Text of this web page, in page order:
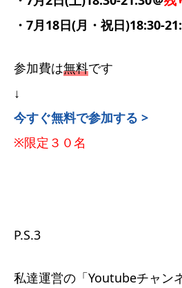
・7月18日(月・祝日)18:30-
参加費は無料です
↓
今すぐ無料で参加する >
※限定３０名
P.S.3
私達運営の「Youtubeチャン